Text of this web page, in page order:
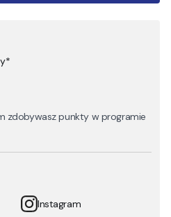
zdobywasz punkty w programie
Instagram